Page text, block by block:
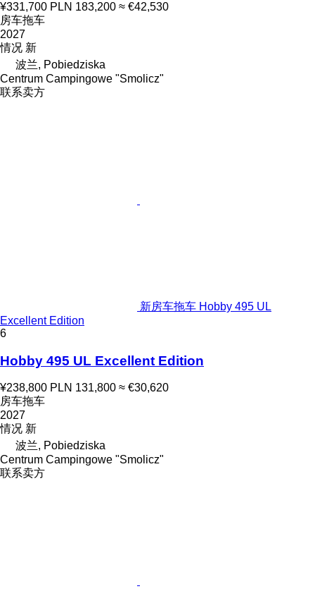
¥331,700 PLN 183,200 ≈ €42,530
房车拖车
2027
情况 新
波兰, Pobiedziska
Centrum Campingowe "Smolicz"
联系卖方
新房车拖车 Hobby 495 UL
Excellent Edition
6
Hobby 495 UL Excellent Edition
¥238,800 PLN 131,800 ≈ €30,620
房车拖车
2027
情况 新
波兰, Pobiedziska
Centrum Campingowe "Smolicz"
联系卖方